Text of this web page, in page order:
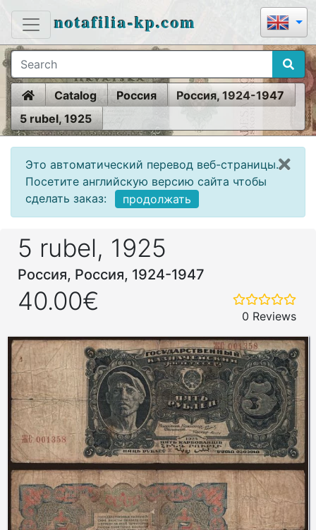
notafilia-kp.com
HomeCatalog Россия
Россия, 1924-1947
5 rubel, 1925
Это автоматический перевод веб-страницы.
Посетите английскую версию сайта чтобы
сделать заказ:
продолжать
5 rubel, 1925
Россия, Россия, 1924-1947
40.00€
0 Reviews